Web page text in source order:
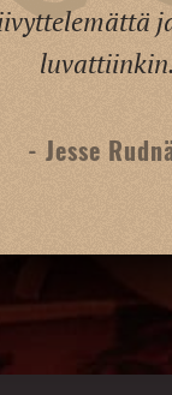
luvattiinkin.
- Jesse